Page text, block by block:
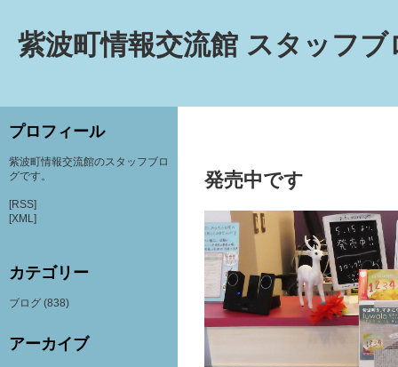
紫波町情報交流館 スタッフブ
発売中です
プロフィール
紫波町情報交流館のスタッフブロ
グです。
[RSS]
[XML]
カテゴリー
ブログ (838)
アーカイブ